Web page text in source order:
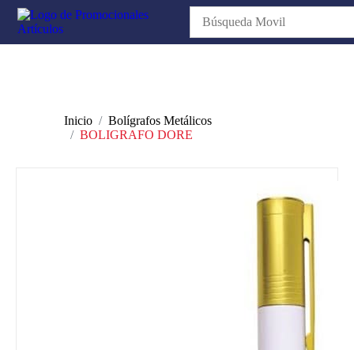
Inicio
Bolígrafos Metálicos
BOLIGRAFO DORE